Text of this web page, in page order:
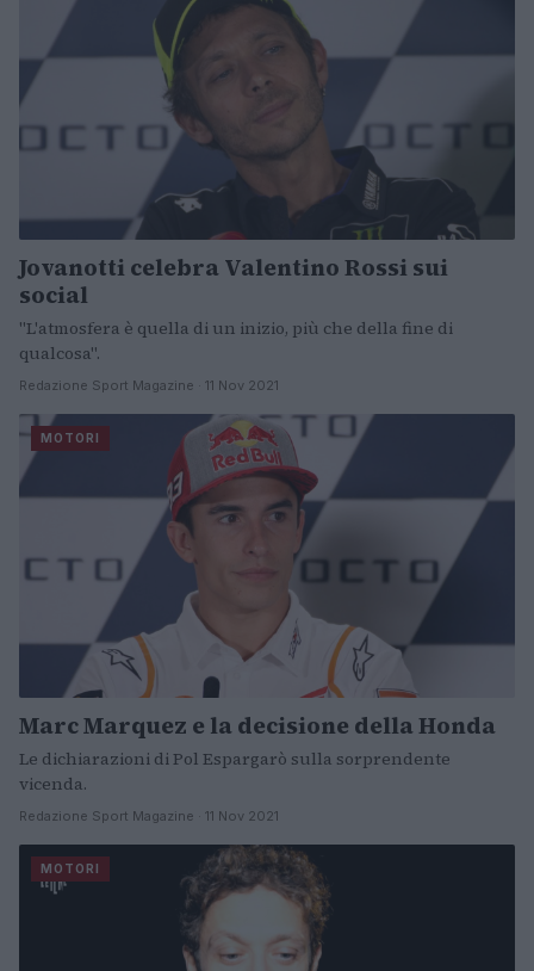
Jovanotti celebra Valentino Rossi sui
social
"L'atmosfera è quella di un inizio, più che della fine di
qualcosa".
Redazione Sport Magazine · 11 Nov 2021
MOTORI
Marc Marquez e la decisione della Honda
Le dichiarazioni di Pol Espargarò sulla sorprendente
vicenda.
Redazione Sport Magazine · 11 Nov 2021
MOTORI